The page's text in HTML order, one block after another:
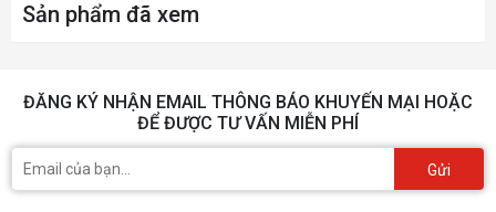
Sản phẩm đã xem
ĐĂNG KÝ NHẬN EMAIL THÔNG BÁO KHUYẾN MẠI HOẶC
ĐỂ ĐƯỢC TƯ VẤN MIỄN PHÍ
Gửi